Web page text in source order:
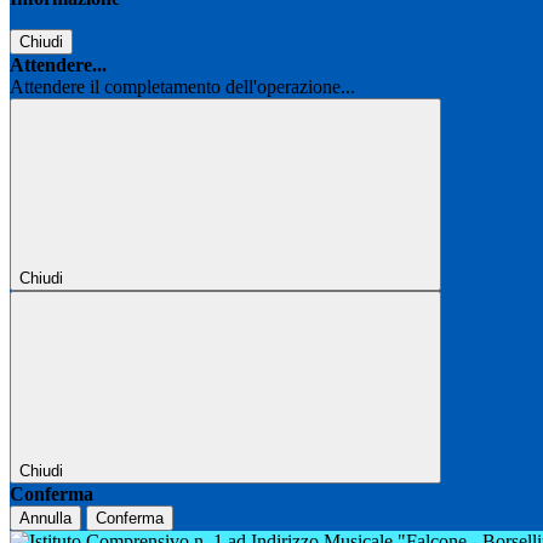
Chiudi
Attendere...
Attendere il completamento dell'operazione...
Chiudi
Chiudi
Conferma
Annulla Conferma